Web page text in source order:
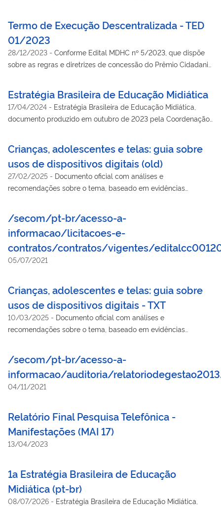
Termo de Execução Descentralizada - TED
01/2023
28/12/2023 - Conforme Edital MDHC nº 5/2023, que dispõe
sobre as regras e diretrizes de concessão do Prêmio Cidadania
Estratégia Brasileira de Educação Midiática
17/04/2024 - Estratégia Brasileira de Educação Midiática,
documento produzido em outubro de 2023 pela Coordenação-
Secretaria de Comunicação Social da Presidência da
República)
Crianças, adolescentes e telas: guia sobre
usos de dispositivos digitais (old)
27/02/2025 - Documento oficial com análises e
recomendações sobre o tema, baseado em evidências
saudável.
/secom/pt-br/acesso-a-
informacao/licitacoes-e-
contratos/contratos/vigentes/
05/07/2021
Crianças, adolescentes e telas: guia sobre
usos de dispositivos digitais - TXT
10/03/2025 - Documento oficial com análises e
recomendações sobre o tema, baseado em evidências
saudável.
/secom/pt-br/acesso-a-
informacao/auditoria/
04/11/2021
Relatório Final Pesquisa Telefônica -
Manifestações (MAI 17)
13/04/2023
1a Estratégia Brasileira de Educação
Midiática (pt-br)
08/07/2026 - Estratégia Brasileira de Educação Midiática,